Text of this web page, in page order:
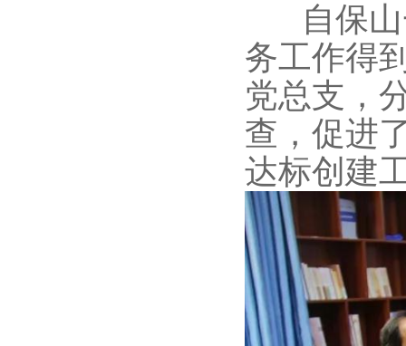
自保山
务工作得
党总支，
查，促进
达标创建